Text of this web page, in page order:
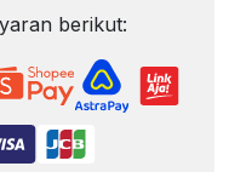
berikut: